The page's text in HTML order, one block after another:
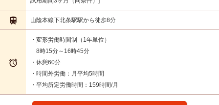
 山陰本線下北条駅駅から徒歩8分

・変形労働時間制（1年単位）
8時15分～16時45分
・休憩60分
・時間外労働：月平均5時間
・平均所定労働時間：159時間/月